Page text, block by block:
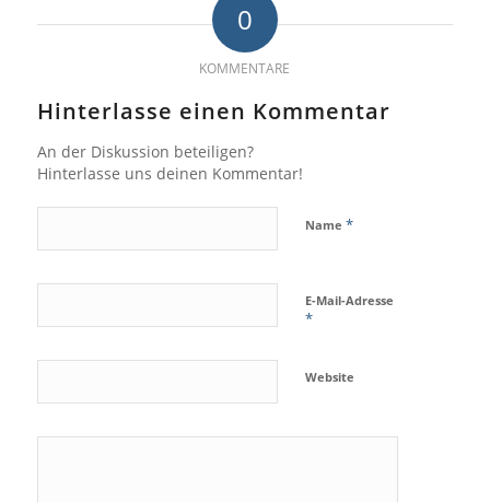
0
KOMMENTARE
Hinterlasse einen Kommentar
An der Diskussion beteiligen?
Hinterlasse uns deinen Kommentar!
Name *
E-Mail-Adresse
*
Website